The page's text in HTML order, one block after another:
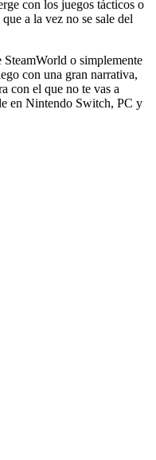
con los juegos tácticos o
a la vez no se sale del
SteamWorld o simplemente
con una gran narrativa,
con el que no te vas a
en Nintendo Switch, PC y